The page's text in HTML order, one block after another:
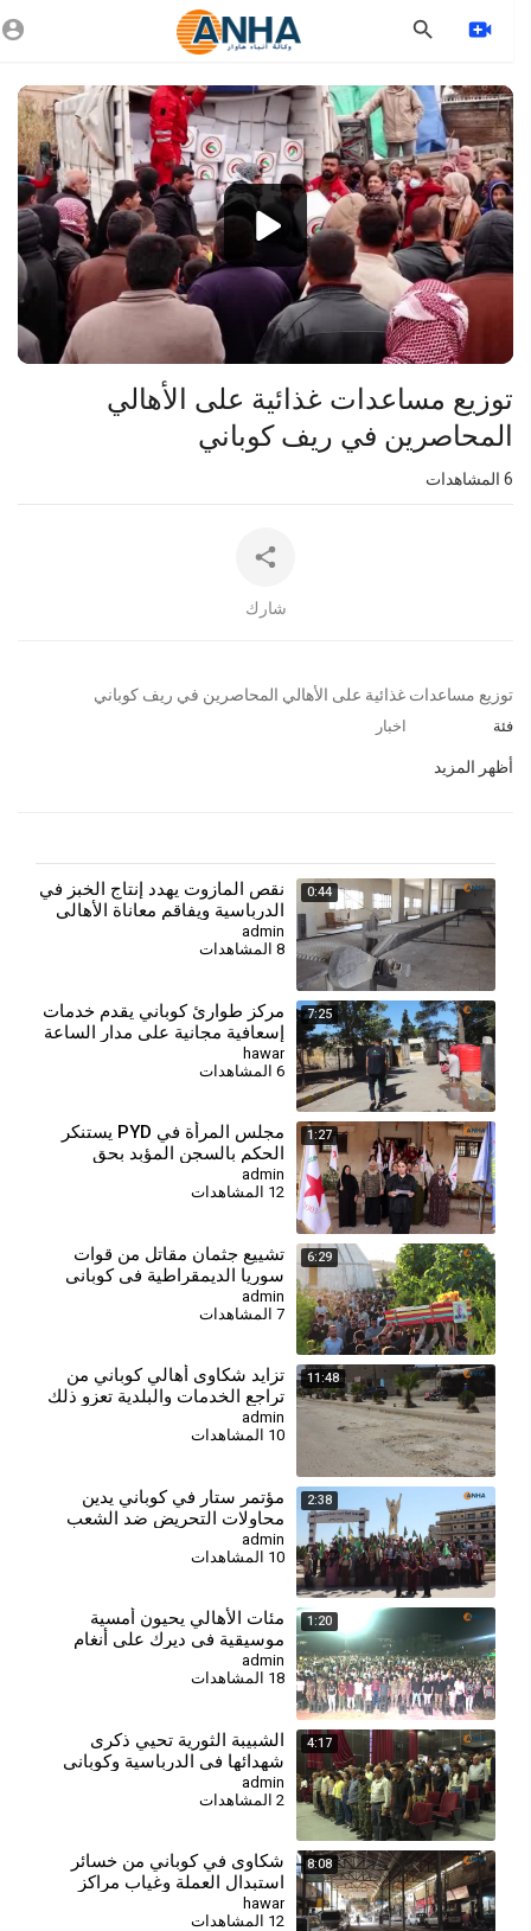
Video
Player
360p
240p
auto
توزيع مساعدات غذائية على الأهالي
المحاصرين في ريف كوباني
المشاهدات
شارك
⁣توزيع مساعدات غذائية على الأهالي المحاصرين في ريف كوباني
فئة اخبار
أظهر المزيد
0:44
نقص المازوت يهدد إنتاج الخبز في
الدرباسية ويفاقم معاناة الأهالي
admin
8 المشاهدات
7:25
مركز طوارئ كوباني يقدم خدمات
إسعافية مجانية على مدار الساعة
لأهالي المدينة وريفها
hawar
6 المشاهدات
1:27
مجلس المرأة في PYD يستنكر
الحكم بالسجن المؤبد بحق
المقاتلة جيجك كوباني
admin
12 المشاهدات
6:29
⁣تشييع جثمان مقاتل من قوات
سوريا الديمقراطية في كوباني
admin
7 المشاهدات
11:48
⁣تزايد شكاوى أهالي كوباني من
تراجع الخدمات والبلدية تعزو ذلك
لغياب الدعم
admin
2:38
مؤتمر ستار في كوباني يدين
محاولات التحريض ضد الشعب
الكردي
admin
10 المشاهدات
1:20
مئات الأهالي يحيون أمسية
موسيقية في ديرك على أنغام
الأغاني الكردية
admin
18 المشاهدات
4:17
⁣الشبيبة الثورية تحيي ذكرى
شهدائها في الدرباسية وكوباني
وتؤكد مواصلة مسيرة النضال-
كوباني
admin
2 المشاهدات
8:08
شكاوى في كوباني من خسائر
استبدال العملة وغياب مراكز
الصرف
hawar
12 المشاهدات